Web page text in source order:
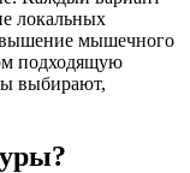
локальных
мышечного
подходящую
выбирают,